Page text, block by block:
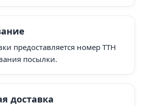
предоставляется номер ТТН
посылки.
доставка